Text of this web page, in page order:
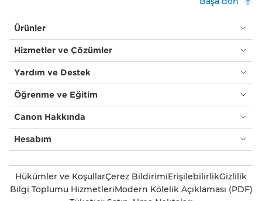
Ürünler
Hizmetler ve Çözümler
Yardım ve Destek
Öğrenme ve Eğitim
Canon Hakkında
Hesabım
Hükümler ve KoşullarÇerez BildirimiErişilebilirlikGizlilik
Bilgi Toplumu HizmetleriModern Kölelik Açıklaması (PDF)